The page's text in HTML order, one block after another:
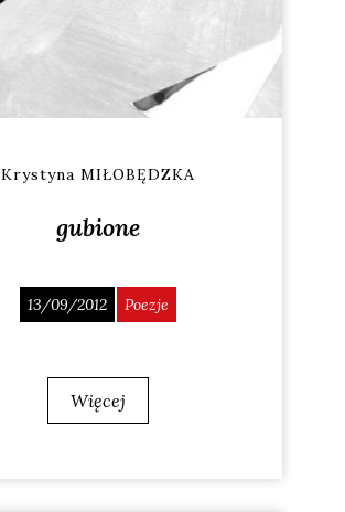
Krystyna MIŁOBĘDZKA
gubione
13/09/2012 Poezje
Więcej